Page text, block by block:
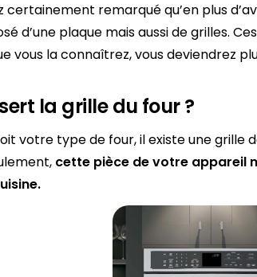
certainement remarqué qu’en plus
d’une plaque mais aussi de grilles.
vous la connaîtrez, vous deviendrez
la grille du four ?
votre type de four, il existe une grille
cette pièce de votre appareil